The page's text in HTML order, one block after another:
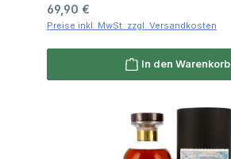
Regulärer Preis:
69,90 €
Preise inkl. MwSt. zzgl. Versandkosten
In den Warenkorb